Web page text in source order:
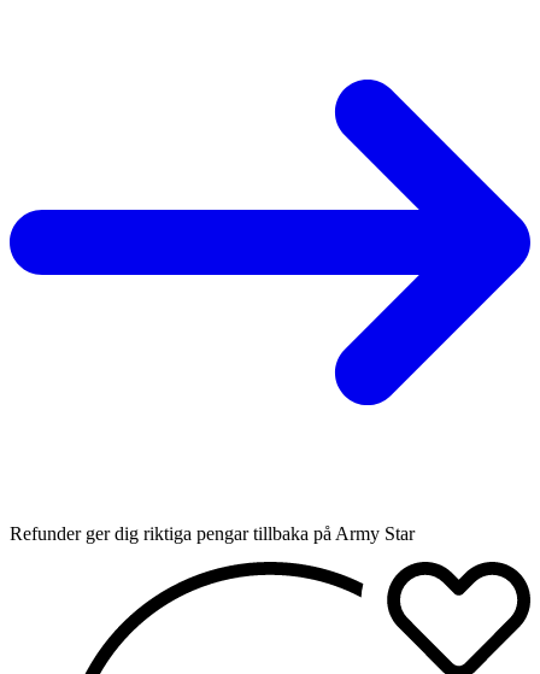
Refunder ger dig riktiga pengar tillbaka på Army Star